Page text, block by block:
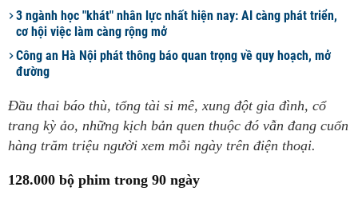
3 ngành học "khát" nhân lực nhất hiện nay: AI càng phát triển,
cơ hội việc làm càng rộng mở
Công an Hà Nội phát thông báo quan trọng về quy hoạch, mở
đường
Đầu thai báo thù, tổng tài si mê, xung đột gia đình, cổ
trang kỳ ảo, những kịch bản quen thuộc đó vẫn đang cuốn
hàng trăm triệu người xem mỗi ngày trên điện thoại.
128.000 bộ phim trong 90 ngày